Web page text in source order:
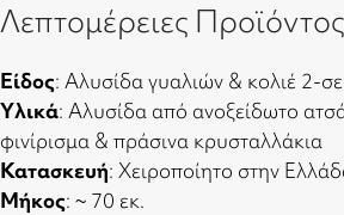
Λεπτομέρειες Προϊόντος
Είδος: Αλυσίδα γυαλιών & κολιέ 2-
Υλικά: Αλυσίδα από ανοξείδωτο
φινίρισμα & πράσινα κρυσταλλάκια
Κατασκευή: Χειροποίητο στην
Μήκος: ~ 70 εκ.